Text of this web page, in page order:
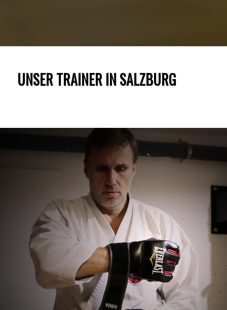
UNSER TRAINER IN SALZBURG